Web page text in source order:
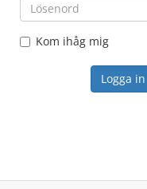
Kom ihåg mig